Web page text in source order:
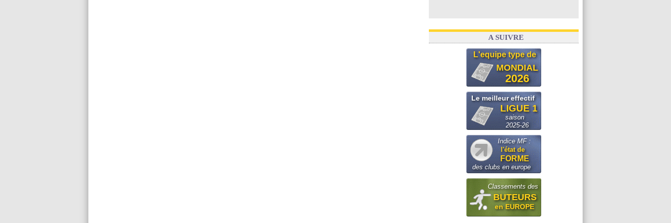
A SUIVRE
L'equipe type de
MONDIAL
2026
Le meilleur effectif
LIGUE 1
saison
2025-26
Indice MF :
l'état de
FORME
des clubs en europe
Classements des
BUTEURS
en EUROPE